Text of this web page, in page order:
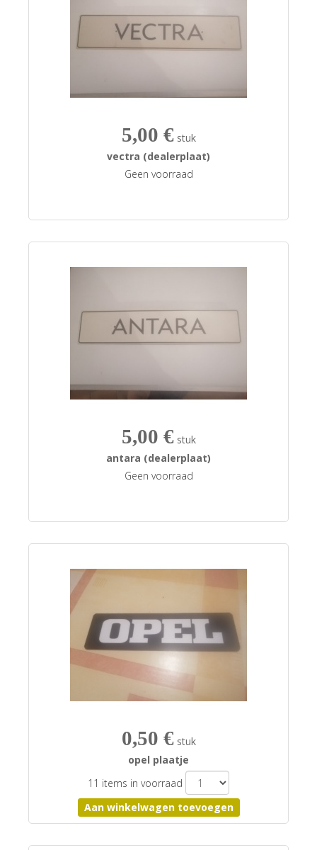
5,00 € stuk
vectra (dealerplaat)
Geen voorraad
5,00 € stuk
antara (dealerplaat)
Geen voorraad
0,50 € stuk
opel plaatje
11 items in voorraad